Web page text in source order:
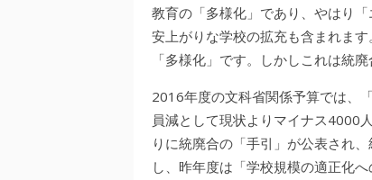
教育の「多様化」であり、やはり
安上がりな学校の拡充も含まれま
「多様化」です。しかしこれは統
2016年度の文科省関係予算では、
員減として現状よりマイナス4000
りに統廃合の「手引」が公表され
し、昨年度は「学校規模の適正化